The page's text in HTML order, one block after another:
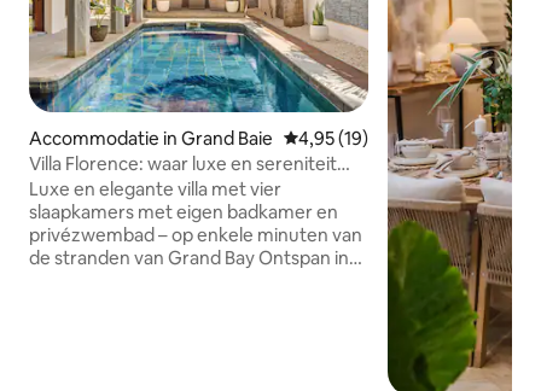
Accommodatie in Grand Baie Gemiddelde beoordeling van
4,95 (19)
Villa Florence: waar luxe en sereniteit
samenkomen
Luxe en elegante villa met vier
slaapkamers met eigen badkamer en
privézwembad – op enkele minuten van
de stranden van Grand Bay Ontspan in